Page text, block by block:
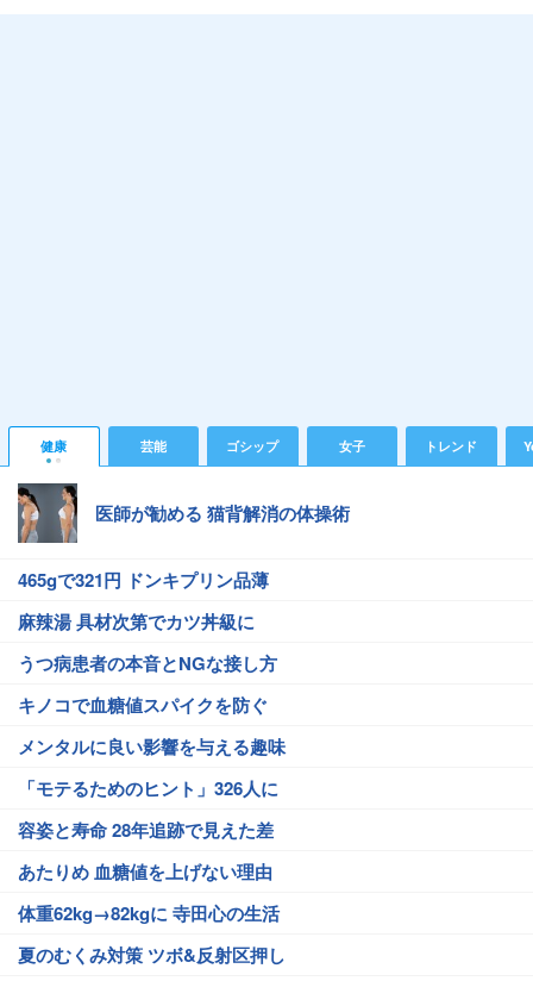
健康 芸能 ゴシップ 女子 トレンド
医師が勧める 猫背解消の体操術
465gで321円 ドンキプリン品薄
麻辣湯 具材次第でカツ丼級に
うつ病患者の本音とNGな接し方
キノコで血糖値スパイクを防ぐ
メンタルに良い影響を与える趣味
「モテるためのヒント」326人に
容姿と寿命 28年追跡で見えた差
あたりめ 血糖値を上げない理由
体重62kg→82kgに 寺田心の生活
夏のむくみ対策 ツボ&反射区押し